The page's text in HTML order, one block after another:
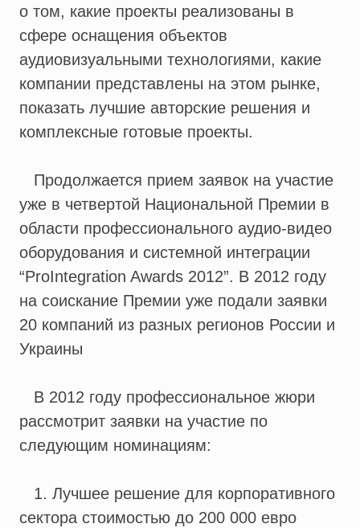
о том, какие проекты реализованы в
сфере оснащения объектов
аудиовизуальными технологиями, какие
компании представлены на этом рынке,
показать лучшие авторские решения и
комплексные готовые проекты.
Продолжается прием заявок на участие
уже в четвертой Национальной Премии в
области профессионального аудио-видео
оборудования и системной интеграции
“ProIntegration Awards 2012”. В 2012 году
на соискание Премии уже подали заявки
20 компаний из разных регионов России и
Украины
В 2012 году профессиональное жюри
рассмотрит заявки на участие по
следующим номинациям:
1. Лучшее решение для корпоративного
сектора стоимостью до 200 000 евро